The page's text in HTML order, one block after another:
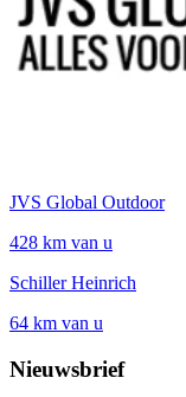
JVS Global Outdoor
428 km van u
Schiller Heinrich
64 km van u
Nieuwsbrief